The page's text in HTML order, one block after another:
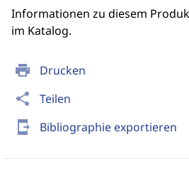
print Drucken
share Teilen
send_to_mobile Bibliographie exportieren
Informationen zu diesem
im Katalog.